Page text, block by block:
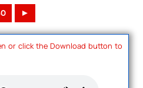
►
or click the Download button to